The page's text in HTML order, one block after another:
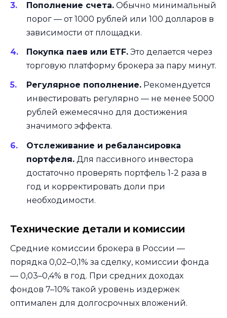
Пополнение счета. Обычно минимальный
порог — от 1000 рублей или 100 долларов в
зависимости от площадки.
Покупка паев или ETF. Это делается через
торговую платформу брокера за пару минут.
Регулярное пополнение. Рекомендуется
инвестировать регулярно — не менее 5000
рублей ежемесячно для достижения
значимого эффекта.
Отслеживание и ребалансировка
портфеля. Для пассивного инвестора
достаточно проверять портфель 1-2 раза в
год и корректировать доли при
необходимости.
Технические детали и комиссии
Средние комиссии брокера в России —
порядка 0,02–0,1% за сделку, комиссии фонда
— 0,03–0,4% в год. При средних доходах
фондов 7–10% такой уровень издержек
оптимален для долгосрочных вложений.